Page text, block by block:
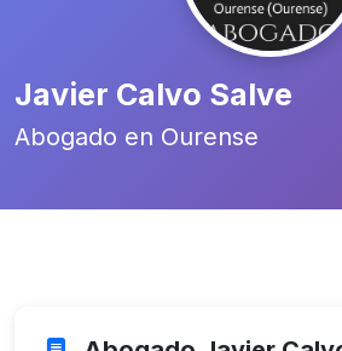
Javier Calvo Salve
Abogado en Ourense